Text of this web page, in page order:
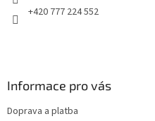
+420 777 224 552
Informace pro vás
Doprava a platba